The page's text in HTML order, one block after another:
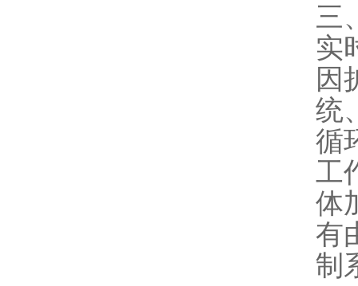
三
实
因
统
循
工
体
有
制